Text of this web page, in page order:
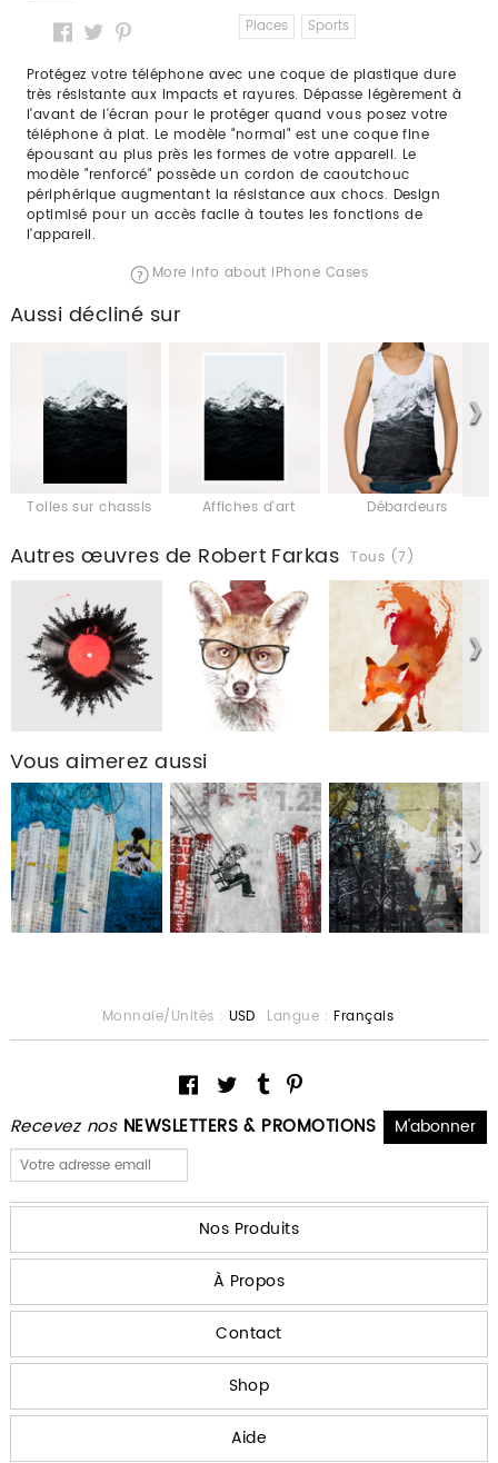
Places Sports
Protégez votre téléphone avec une coque de plastique dure
très résistante aux impacts et rayures. Dépasse légèrement à
l'avant de l'écran pour le protéger quand vous posez votre
téléphone à plat. Le modèle "normal" est une coque fine
épousant au plus près les formes de votre appareil. Le
modèle "renforcé" possède un cordon de caoutchouc
périphérique augmentant la résistance aux chocs. Design
optimisé pour un accès facile à toutes les fonctions de
l'appareil.
More info about iPhone Cases
Aussi décliné sur
Toiles sur chassis Affiches d'art Débardeurs
Autres œuvres de Robert Farkas Tous (7)
Vous aimerez aussi
Recevez nos NEWSLETTERS & PROMOTIONS
Monnaie/Unités : USD Langue : Français
Nos Produits
À Propos
Contact
Shop
Aide